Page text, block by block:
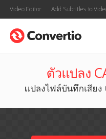
Video Editor Add Subtitles to
ตัวแปลง
แปลงไฟล์บันทึกเสียง